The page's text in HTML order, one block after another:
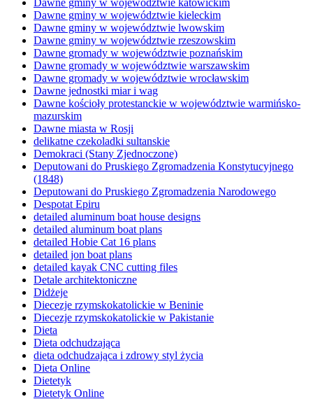
Dawne gminy w województwie katowickim
Dawne gminy w województwie kieleckim
Dawne gminy w województwie lwowskim
Dawne gminy w województwie rzeszowskim
Dawne gromady w województwie poznańskim
Dawne gromady w województwie warszawskim
Dawne gromady w województwie wrocławskim
Dawne jednostki miar i wag
Dawne kościoły protestanckie w województwie warmińsko-
mazurskim
Dawne miasta w Rosji
delikatne czekoladki sultanskie
Demokraci (Stany Zjednoczone)
Deputowani do Pruskiego Zgromadzenia Konstytucyjnego
(1848)
Deputowani do Pruskiego Zgromadzenia Narodowego
Despotat Epiru
detailed aluminum boat house designs
detailed aluminum boat plans
detailed Hobie Cat 16 plans
detailed jon boat plans
detailed kayak CNC cutting files
Detale architektoniczne
Didżeje
Diecezje rzymskokatolickie w Beninie
Diecezje rzymskokatolickie w Pakistanie
Dieta
Dieta odchudzająca
dieta odchudzająca i zdrowy styl życia
Dieta Online
Dietetyk
Dietetyk Online